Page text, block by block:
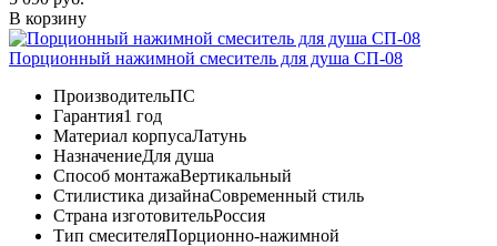
В корзину
Порционный нажимной смеситель для душа СП-08
ПроизводительПС
Гарантия1 год
Материал корпусаЛатунь
НазначениеДля душа
Способ монтажаВертикальный
Стилистика дизайнаСовременный стиль
Страна изготовительРоссия
Тип смесителяПорционно-нажимной